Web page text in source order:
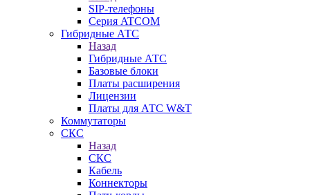
SIP-телефоны
Серия ATCOM
Гибридные АТС
Назад
Гибридные АТС
Базовые блоки
Платы расширения
Лицензии
Платы для АТС W&T
Коммутаторы
СКС
Назад
СКС
Кабель
Коннекторы